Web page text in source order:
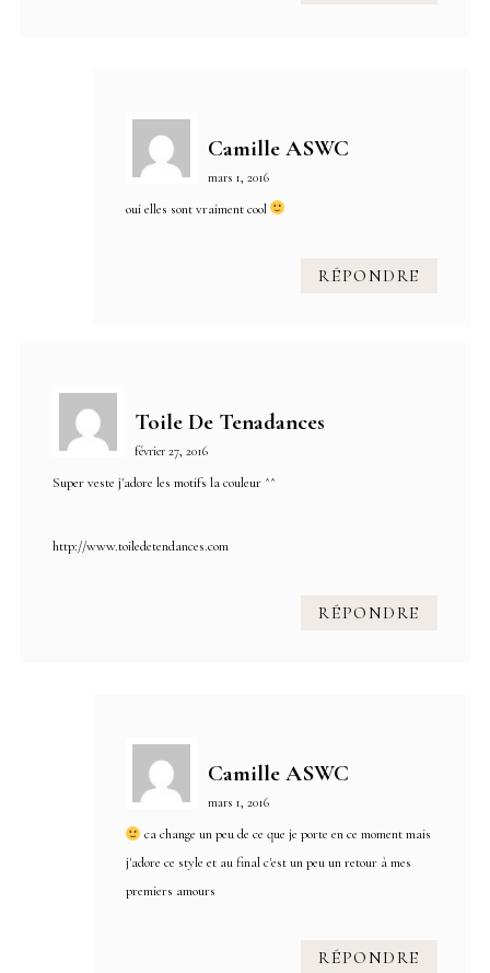
Camille ASWC
mars 1, 2016
oui elles sont vraiment cool
RÉPONDRE
Toile De Tenadances
février 27, 2016
Super veste j'adore les motifs la couleur ^^
http://www.toiledetendances.com
RÉPONDRE
Camille ASWC
mars 1, 2016
ca change un peu de ce que je porte en ce moment mais
j'adore ce style et au final c'est un peu un retour à mes
premiers amours
RÉPONDRE